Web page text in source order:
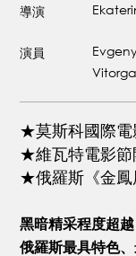
導演
演員
★莫斯科國際電
★維瓦特電影節
★俄羅斯《金鳳
黑暗精采程度超
俄羅斯最具特色